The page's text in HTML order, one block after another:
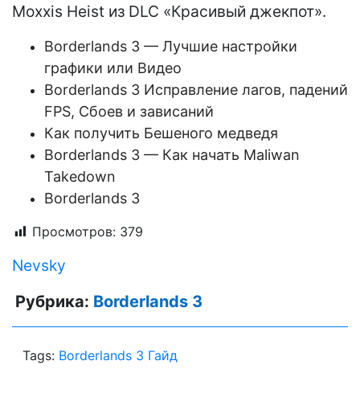
Moxxis Heist из DLC «Красивый джекпот».
Borderlands 3 — Лучшие настройки
графики или Видео
Borderlands 3 Исправление лагов, падений
FPS, Сбоев и зависаний
Как получить Бешеного медведя
Borderlands 3 — Как начать Maliwan
Takedown
Borderlands 3
Просмотров: 379
Nevsky
Рубрика: Borderlands 3
Tags: Borderlands 3 Гайд